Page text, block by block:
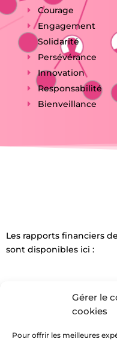
Gérer le
cookies
Pour offrir les meilleures
Courage
Engagement
Solidarité
Persévérance
Innovation
Responsabilité
Bienveillance
Les rapports financiers
sont disponibles ici :
Exercice 2019
Exercice 2020